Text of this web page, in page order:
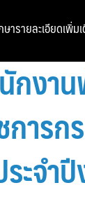
กงา
การ
ะจำ
ารายละเอียดเพิ่ม